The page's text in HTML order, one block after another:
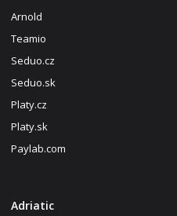
Arnold
Teamio
Seduo.cz
Seduo.sk
Platy.cz
Platy.sk
Paylab.com
Adriatic